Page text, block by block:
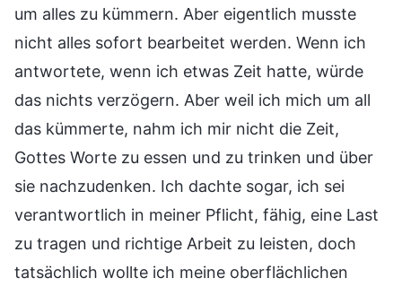
um alles zu kümmern. Aber eigentlich musste
nicht alles sofort bearbeitet werden. Wenn ich
antwortete, wenn ich etwas Zeit hatte, würde
das nichts verzögern. Aber weil ich mich um all
das kümmerte, nahm ich mir nicht die Zeit,
Gottes Worte zu essen und zu trinken und über
sie nachzudenken. Ich dachte sogar, ich sei
verantwortlich in meiner Pflicht, fähig, eine Last
zu tragen und richtige Arbeit zu leisten, doch
tatsächlich wollte ich meine oberflächlichen